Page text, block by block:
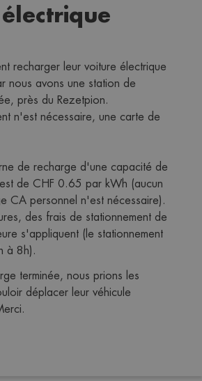
recharger leur voiture électrique
nous avons une station de
près du Rezetpion.
n'est nécessaire, une carte de
de recharge d'une capacité de
de CHF 0.65 par kWh (aucun
CA personnel n'est nécessaire).
des frais de stationnement de
s'appliquent (le stationnement
à 8h).
terminée, nous prions les
déplacer leur véhicule